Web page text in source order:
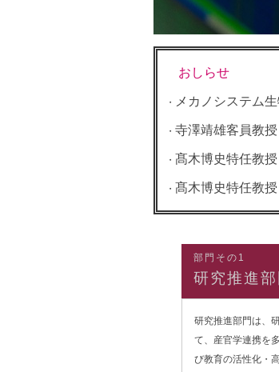
おしらせ
・ メカノシステム
・ 寺澤靖雄客員教
・ 髙木博史特任教
・ 髙木博史特任教
部門その1
研究推進部
研究推進部門は、
て、産官学連携を
び教育の活性化・